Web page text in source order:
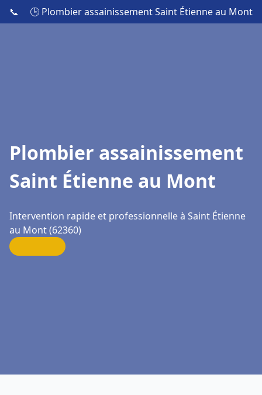
📞 🕒 Plombier assainissement Saint Étienne au Mont
Plombier assainissement
Saint Étienne au Mont
Intervention rapide et professionnelle à Saint Étienne
au Mont (62360)